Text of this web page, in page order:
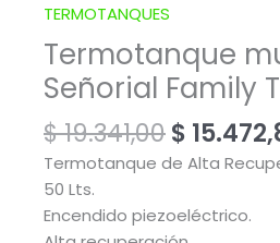
TERMOTANQUES
Termotanque
Señorial Family
$19.341,00
$
$
Termotanque de Alta
50 Lts.
Encendido piezoeléctrico.
litros
|
Family
TTS-
50
cantidad